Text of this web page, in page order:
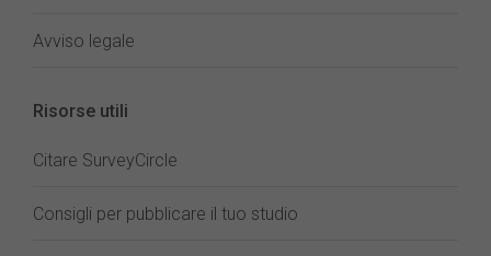
Avviso legale
Risorse utili
Citare SurveyCircle
Consigli per pubblicare il tuo studio